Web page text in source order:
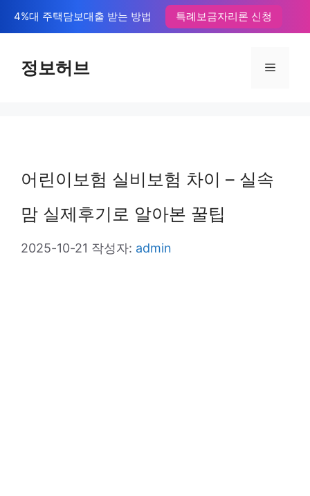
텐
4%대 주택담보대출 받는 방법 특례보금자리론 신청
정보허브 메
어린이보험 실비보험 차이 – 실속
맘 실제후기로 알아본 꿀팁
2025-10-21 작성자: admin